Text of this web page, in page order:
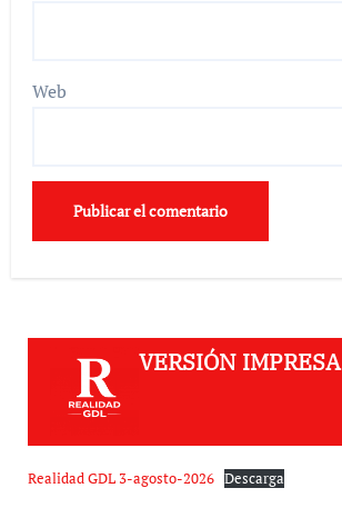
Web
VERSIÓN IMPRESA
Realidad GDL 3-agosto-2026 Descarga